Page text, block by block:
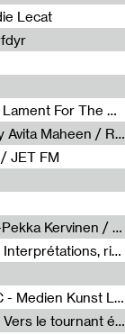
Lecat
Radia Show #1111 : Schisma Gulf, Isogloss & Lament For The Old Clock By Harvey Young / Resonance
Radia Show #1110 : Freeze, Asian Archive by Avita Maheen / Radio Worm
JET FM
Radia Show #1108 : as or another by Jukka-Pekka Kervinen / Rádio Zero
Sous le paysage - Habiter les éléments #3 : Interprétations, rituels et symboliques des éléments
Radia Show #1107 : Art's Birthday 26 at ESC - Medien Kunst Labor
Sous le paysage - Habiter les éléments #2 : Vers le tournant élémentaire